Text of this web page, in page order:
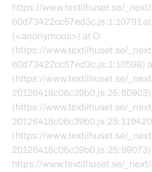
https://www.textilhuset.se/
60d73422cc57ed3c.js:1:10791
(<anonymous>) at O
(https://www.textilhuset.se/
60d73422cc57ed3c.js:1:10598)
(https://www.textilhuset.se/
20126418c06c39b0.js:25:60903)
(https://www.textilhuset.se/
(https://www.textilhuset.se/
https://www.textilhuset.se/